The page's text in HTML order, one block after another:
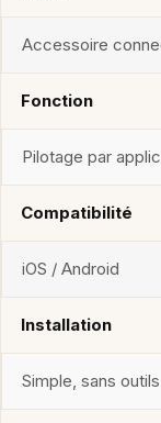
Accessoire
Fonction
Pilotage par
Compatibilité
iOS / Android
Installation
Simple, sans outils